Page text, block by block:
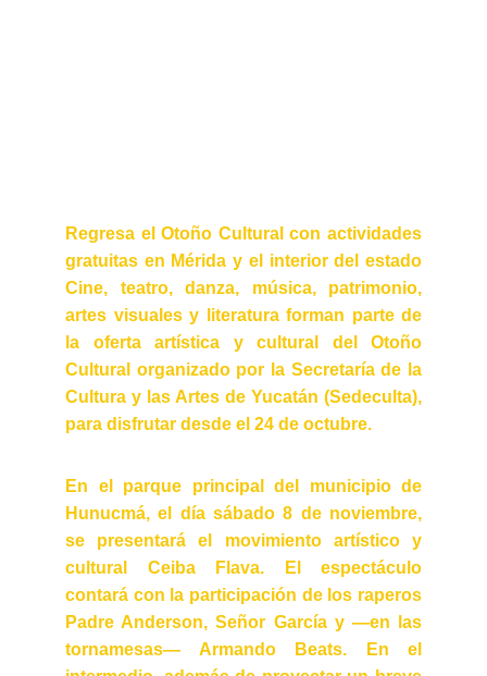
Regresa el Otoño Cultural con actividades
gratuitas en Mérida y el interior del estado
Cine, teatro, danza, música, patrimonio,
artes visuales y literatura forman parte de
la oferta artística y cultural del Otoño
Cultural organizado por la Secretaría de la
Cultura y las Artes de Yucatán (Sedeculta),
para disfrutar desde el 24 de octubre.
En el parque principal del municipio de
Hunucmá, el día sábado 8 de noviembre,
se presentará el movimiento artístico y
cultural Ceiba Flava. El espectáculo
contará con la participación de los raperos
Padre Anderson, Señor García y —en las
tornamesas— Armando Beats. En el